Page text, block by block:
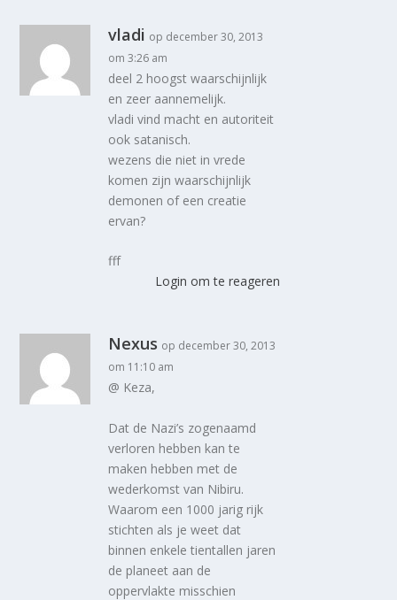
vladi op december 30, 2013
om 3:26 am
deel 2 hoogst waarschijnlijk
en zeer aannemelijk.
vladi vind macht en autoriteit
ook satanisch.
wezens die niet in vrede
komen zijn waarschijnlijk
demonen of een creatie
ervan?
fff
Login om te reageren
Nexus op december 30, 2013
om 11:10 am
@ Keza,
Dat de Nazi’s zogenaamd
verloren hebben kan te
maken hebben met de
wederkomst van Nibiru.
Waarom een 1000 jarig rijk
stichten als je weet dat
binnen enkele tientallen jaren
de planeet aan de
oppervlakte misschien